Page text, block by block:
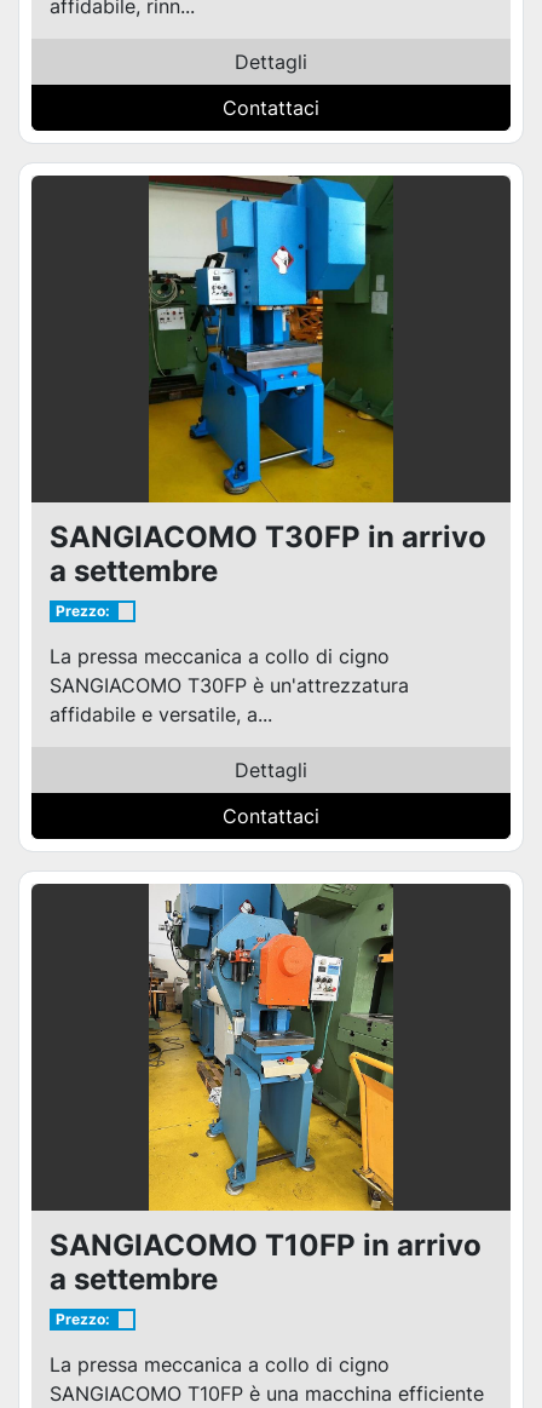
affidabile, rinn...
Dettagli
Contattaci
SANGIACOMO T30FP in arrivo
a settembre
Prezzo:
La pressa meccanica a collo di cigno
SANGIACOMO T30FP è un'attrezzatura
affidabile e versatile, a...
Dettagli
Contattaci
SANGIACOMO T10FP in arrivo
a settembre
Prezzo:
La pressa meccanica a collo di cigno
SANGIACOMO T10FP è una macchina efficiente